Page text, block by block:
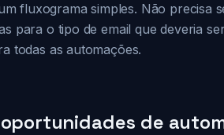
fluxograma simples. Não precisa
para o tipo de email que deveria
todas as automações.
de